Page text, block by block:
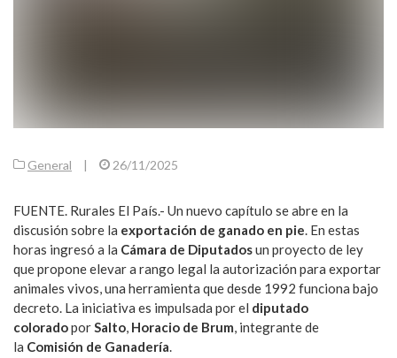
General | 26/11/2025
FUENTE. Rurales El País.- Un nuevo capítulo se abre en la
discusión sobre la exportación de ganado en pie. En estas
horas ingresó a la Cámara de Diputadosun proyecto de ley
que propone elevar a rango legal la autorización para exportar
animales vivos, una herramienta que desde 1992 funciona bajo
decreto. La iniciativa es impulsada por el diputado
coloradoporSalto, Horacio de Brum, integrante de
la Comisión de Ganadería.